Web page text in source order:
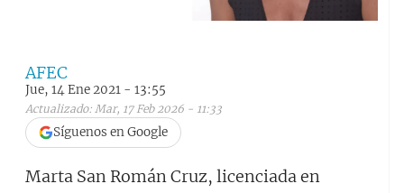
AFEC
Jue, 14 Ene 2021 - 13:55
Actualizado: Mar, 17 Feb 2026 - 11:33
Síguenos en Google
Marta San Román Cruz, licenciada en